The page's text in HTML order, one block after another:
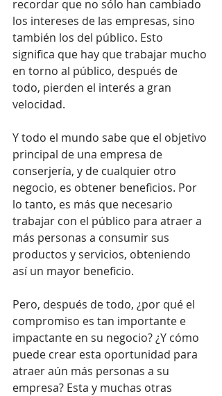
recordar que no sólo han cambiado
los intereses de las empresas, sino
también los del público. Esto
significa que hay que trabajar mucho
en torno al público, después de
todo, pierden el interés a gran
velocidad.
Y todo el mundo sabe que el objetivo
principal de una empresa de
conserjería, y de cualquier otro
negocio, es obtener beneficios. Por
lo tanto, es más que necesario
trabajar con el público para atraer a
más personas a consumir sus
productos y servicios, obteniendo
así un mayor beneficio.
Pero, después de todo, ¿por qué el
compromiso es tan importante e
impactante en su negocio? ¿Y cómo
puede crear esta oportunidad para
atraer aún más personas a su
empresa? Esta y muchas otras